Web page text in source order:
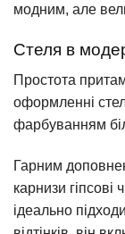
модним, але
Стеля в
Простота
оформленні
фарбуванням
Гарним
карнизи гіпсові
ідеально